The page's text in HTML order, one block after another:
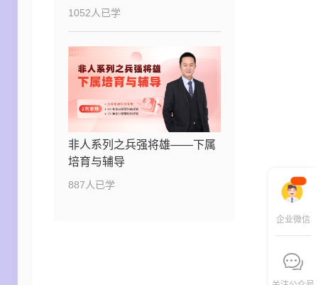
1052人已学
非人系列之兵强将雄——下属
培育与辅导
887人已学
企业微信